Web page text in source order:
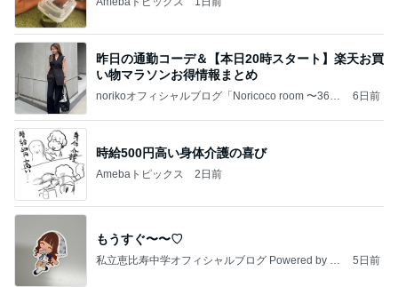
昨日の通勤コーデ＆【本日20時スタート】楽天お買
い物マラソンお得情報まとめ
norikoオフィシャルブログ「Noricoco room 〜365
6日前
時給500円高い身体介護の喜び
Amebaトピックス 2日前
もうすぐ〜〜♡
私立恵比寿中学オフィシャルブログ Powered by A
5日前